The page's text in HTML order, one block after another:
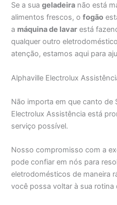
Se a suageladeira não está
alimentos frescos, ofogão
a máquina de lavar está
qualquer outro
atenção, estamos aqui para
Alphaville Electrolux
Não importa em que canto de
Electrolux Assistência está
serviço possível.
Nosso compromisso com a
pode confiar em nós para
eletrodomésticos de maneira
você possa voltar à sua rotina